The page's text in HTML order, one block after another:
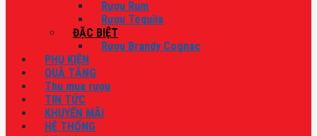
Rượu Rum
Rượu Tequila
ĐẶC BIỆT
Rượu Brandy Cognac
PHỤ KIỆN
QUÀ TẶNG
Thu mua rượu
TIN TỨC
KHUYẾN MÃI
HỆ THỐNG